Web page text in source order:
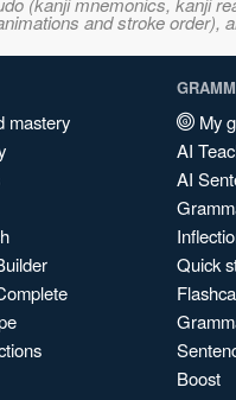
and stroke
mastery
My
AI
AI
Quick
Boost